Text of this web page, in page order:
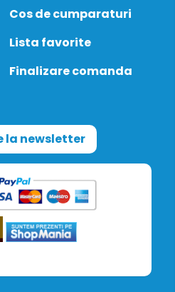
Cos de cumparaturi
Lista favorite
Finalizare comanda
la newsletter